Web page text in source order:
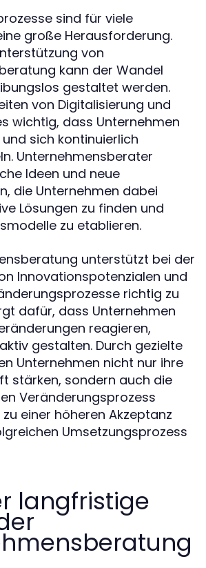
sind für viele
große Herausforderung.
von
kann der Wandel
gestaltet werden.
von Digitalisierung und
wichtig, dass Unternehmen
sich kontinuierlich
Unternehmensberater
Ideen und neue
die Unternehmen dabei
Lösungen zu finden und
zu etablieren.
unterstützt bei der
Innovationspotenzialen und
richtig zu
dafür, dass Unternehmen
reagieren,
gestalten. Durch gezielte
Unternehmen nicht nur ihre
stärken, sondern auch die
Veränderungsprozess
einer höheren Akzeptanz
Umsetzungsprozess
langfristige